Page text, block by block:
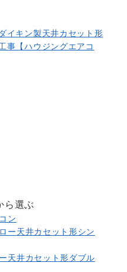
イキン製天井カセット形
事【ハウジングエアコ
ら選ぶ
ン
天井カセット形シン
天井カセット形ダブル